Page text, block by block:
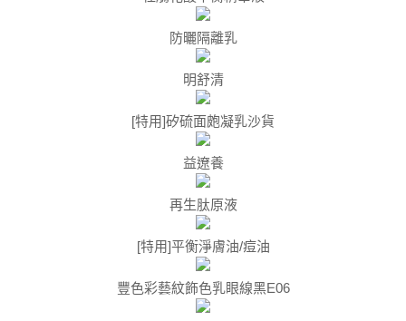
防曬隔離乳
明舒清
[特用]矽硫面皰凝乳沙貨
益遼養
再生肽原液
[特用]平衡淨膚油/痘油
豐色彩藝紋飾色乳眼線黑E06